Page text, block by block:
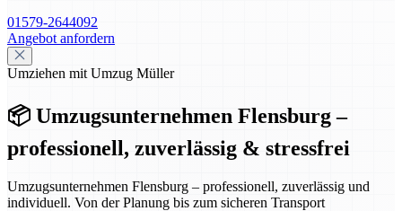
01579-2644092
Angebot anfordern
Umziehen mit Umzug Müller
📦 Umzugsunternehmen Flensburg –
professionell, zuverlässig & stressfrei
Umzugsunternehmen Flensburg – professionell, zuverlässig und
individuell. Von der Planung bis zum sicheren Transport